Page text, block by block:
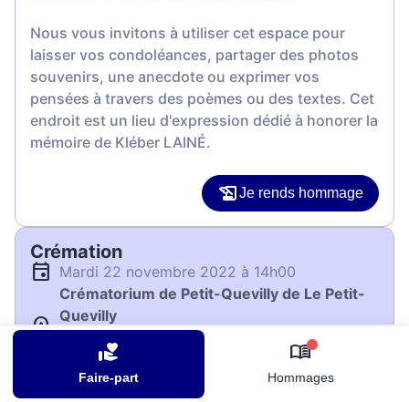
Faire-part Hommages
Nous vous invitons à utiliser cet espace pour
laisser vos condoléances, partager des photos
souvenirs, une anecdote ou exprimer vos
pensées à travers des poèmes ou des textes. Cet
endroit est un lieu d'expression dédié à honorer la
mémoire de Kléber LAINÉ.
Je rends hommage
Crémation
mardi 22 novembre 2022 à 14h00
Crématorium de Petit-Quevilly de Le Petit-
Quevilly
5 rue Elisa Lemonnier
76140 Le Petit-Quevilly